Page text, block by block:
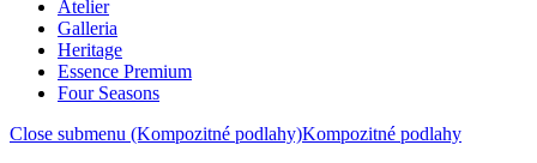
Atelier
Galleria
Heritage
Essence Premium
Four Seasons
Close submenu (Kompozitné podlahy)Kompozitné podlahy